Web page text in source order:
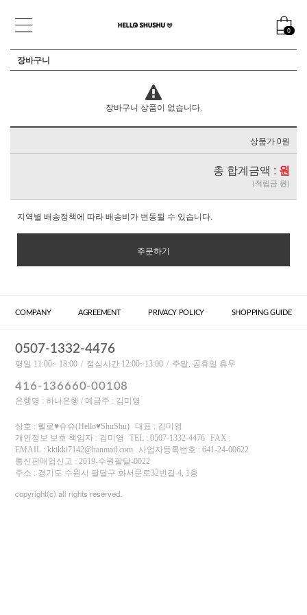
0
장바구니
장바구니 상품이 없습니다.
상품가 0원
총 합계금액 : 원
(적립금 원)
지역별 배송정책에 따라 배송비가 변동될 수 있습니다.
주문하기
COMPANY AGREEMENT PRIVACY POLICY SHOPPING GUIDE
0507-1332-4476
평일 11:00~ 18:00 점심시간 12:00~13:00 주말, 공휴일 휴무
416-136660-00108
은행명 : 하나은행 / 예금주 : 김미영
상호 : 헬로♥슈슈(Hello♥ShuShu)
대표 : 김미영
개인정보 보호 책임자 : 김미영
TEL : 0507-1332-4476
FAX :
EMAIL : kkikki7142@hanmail.com
사업자등록번호 : 641-24-00622
통신판매업신고 : 2019-수원팔달-0022
주소 : 경기도 수원시 팔달구 화서문로32번길 4, 1층
copyright(c) all rights reserved.